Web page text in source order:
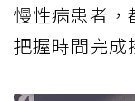
慢性病患者，
把握時間完成